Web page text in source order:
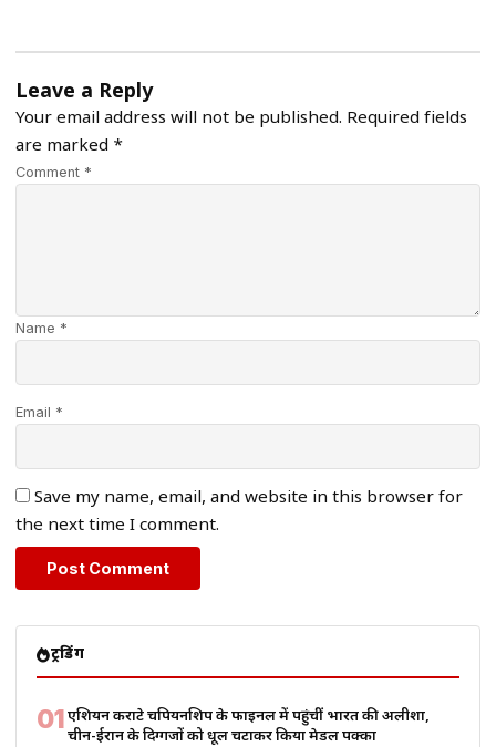
Leave a Reply
Your email address will not be published. Required fields
are marked *
Comment *
Name *
Email *
Save my name, email, and website in this browser for
the next time I comment.
ट्रेंडिंग
01एशियन कराटे चैंपियनशिप के फाइनल में पहुंचीं भारत की अलीशा,
चीन-ईरान के दिग्गजों को धूल चटाकर किया मेडल पक्का